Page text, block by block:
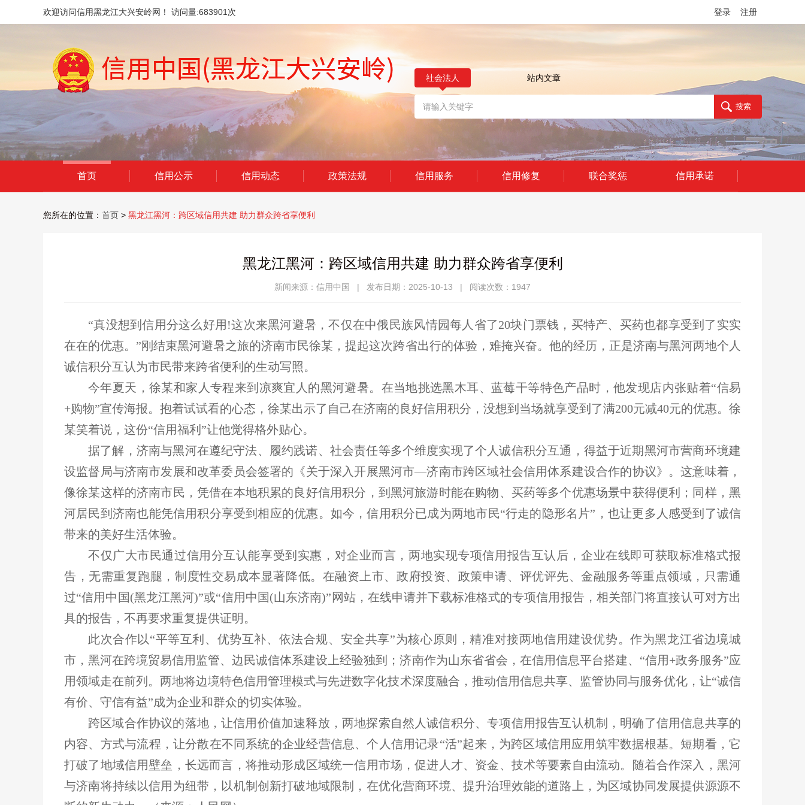
欢迎访问信用黑龙江大兴安岭网！ 访问量:683901 次 登录 注册
社会法人 站内文章
首页 信用公示 信用动态 政策法规 信用服务 信用修复 联合奖惩 信用承诺
您所在的位置： 首页 > 黑龙江黑河：跨区域信用共建 助力群众跨省享便利
黑龙江黑河：跨区域信用共建 助力群众跨省享便利
新闻来源：信用中国 | 发布日期：2025-10-13 | 阅读次数：1947
“真没想到信用分这么好用!这次来黑河避暑，不仅在中俄民族风情园每人省了20块门票钱，买特产、买药也都享受到了实实
在在的优惠。”刚结束黑河避暑之旅的济南市民徐某，提起这次跨省出行的体验，难掩兴奋。他的经历，正是济南与黑河两地个人
诚信积分互认为市民带来跨省便利的生动写照。
今年夏天，徐某和家人专程来到凉爽宜人的黑河避暑。在当地挑选黑木耳、蓝莓干等特色产品时，他发现店内张贴着“信易
+购物”宣传海报。抱着试试看的心态，徐某出示了自己在济南的良好信用积分，没想到当场就享受到了满200元减40元的优惠。徐
某笑着说，这份“信用福利”让他觉得格外贴心。
据了解，济南与黑河在遵纪守法、履约践诺、社会责任等多个维度实现了个人诚信积分互通，得益于近期黑河市营商环境建
设监督局与济南市发展和改革委员会签署的《关于深入开展黑河市—济南市跨区域社会信用体系建设合作的协议》。这意味着，
像徐某这样的济南市民，凭借在本地积累的良好信用积分，到黑河旅游时能在购物、买药等多个优惠场景中获得便利；同样，黑
河居民到济南也能凭信用积分享受到相应的优惠。如今，信用积分已成为两地市民“行走的隐形名片”，也让更多人感受到了诚信
带来的美好生活体验。
不仅广大市民通过信用分互认能享受到实惠，对企业而言，两地实现专项信用报告互认后，企业在线即可获取标准格式报
告，无需重复跑腿，制度性交易成本显著降低。在融资上市、政府投资、政策申请、评优评先、金融服务等重点领域，只需通
过“信用中国(黑龙江黑河)”或“信用中国(山东济南)”网站，在线申请并下载标准格式的专项信用报告，相关部门将直接认可对方出
具的报告，不再要求重复提供证明。
此次合作以“平等互利、优势互补、依法合规、安全共享”为核心原则，精准对接两地信用建设优势。作为黑龙江省边境城
市，黑河在跨境贸易信用监管、边民诚信体系建设上经验独到；济南作为山东省省会，在信用信息平台搭建、“信用+政务服务”应
用领域走在前列。两地将边境特色信用管理模式与先进数字化技术深度融合，推动信用信息共享、监管协同与服务优化，让“诚信
有价、守信有益”成为企业和群众的切实体验。
跨区域合作协议的落地，让信用价值加速释放，两地探索自然人诚信积分、专项信用报告互认机制，明确了信用信息共享的
内容、方式与流程，让分散在不同系统的企业经营信息、个人信用记录“活”起来，为跨区域信用应用筑牢数据根基。短期看，它
打破了地域信用壁垒，长远而言，将推动形成区域统一信用市场，促进人才、资金、技术等要素自由流动。随着合作深入，黑河
与济南将持续以信用为纽带，以机制创新打破地域限制，在优化营商环境、提升治理效能的道路上，为区域协同发展提供源源不